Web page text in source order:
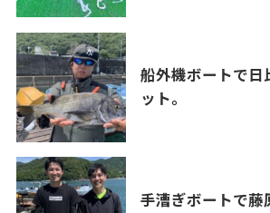
船外機ボートで日
ット。
手漕ぎボートで藤